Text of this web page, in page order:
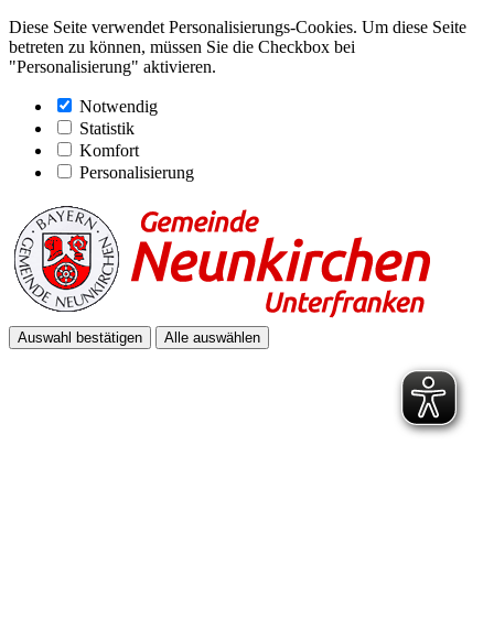
Diese Seite verwendet Personalisierungs-Cookies. Um diese Seite
betreten zu können, müssen Sie die Checkbox bei
"Personalisierung" aktivieren.
Notwendig
Statistik
Komfort
Personalisierung
Auswahl bestätigen Alle auswählen